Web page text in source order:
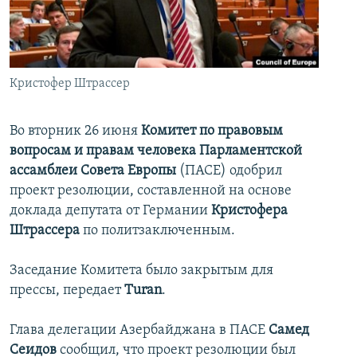
İNFOQRAFIKA
KARIKATURA
AZƏRBAYCAN ƏDƏBIYYATI KITABXANASI
İSLAM VƏ DEMOKRATIYA
MISSIYAMIZ
PEŞƏ ETIKASI VƏ JURNALISTIKA STANDARTLARIMIZ
BIZIMLƏ ƏLAQƏ
XƏBƏR BÜLLETENLƏRIMIZ
BIZI IZLƏ
Кристофер Штрассер
Во вторник 26 июня Комитет по правовым
вопросам и правам человека Парламентской
ассамблеи Совета Европы (ПАСЕ) одобрил
проект резолюции, составленной на основе
доклада депутата от Германии Кристофера
Штрассера по политзаключенным.
Заседание Комитета было закрытым для
прессы, передаетTuran.
Глава делегации Азербайджана в ПАСЕ Самед
Сеидов сообщил, что проект резолюции был